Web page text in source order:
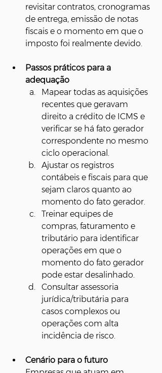
revisitar contratos, cronogramas
de entrega, emissão de notas
fiscais e o momento em que o
imposto foi realmente devido.
Passos práticos para a
adequação
Mapear todas as aquisições
recentes que geravam
direito a crédito de ICMS e
verificar se há fato gerador
correspondente no mesmo
ciclo operacional.
Ajustar os registros
contábeis e fiscais para que
sejam claros quanto ao
momento do fato gerador.
Treinar equipes de
compras, faturamento e
tributário para identificar
operações em que o
momento do fato gerador
pode estar desalinhado.
Consultar assessoria
jurídica/tributária para
casos complexos ou
operações com alta
incidência de risco.
Cenário para o futuro